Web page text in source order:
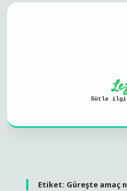
Sütle
Etiket: Güreşte amaç